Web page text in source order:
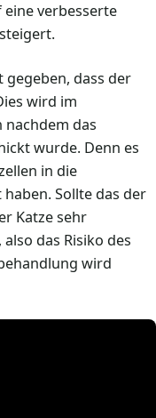
eine verbesserte
gegeben, dass der
wird im
das
wurde. Denn es
in die
Sollte das der
Katze sehr
das Risiko des
wird